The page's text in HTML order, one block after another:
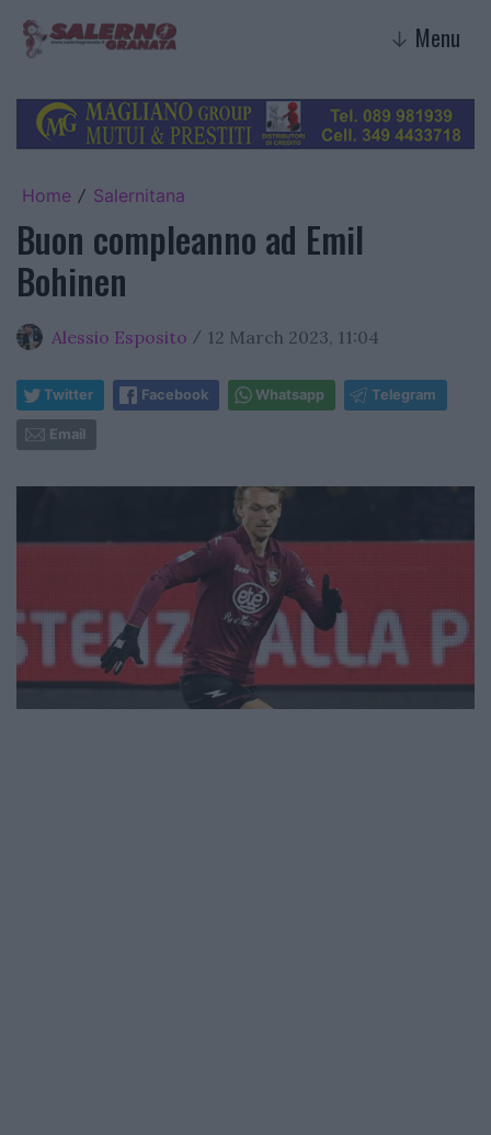
↓ Menu
Home / Salernitana
Buon compleanno ad Emil
Bohinen
Alessio Esposito / 12 March 2023, 11:04
Twitter Facebook Whatsapp Telegram
Email